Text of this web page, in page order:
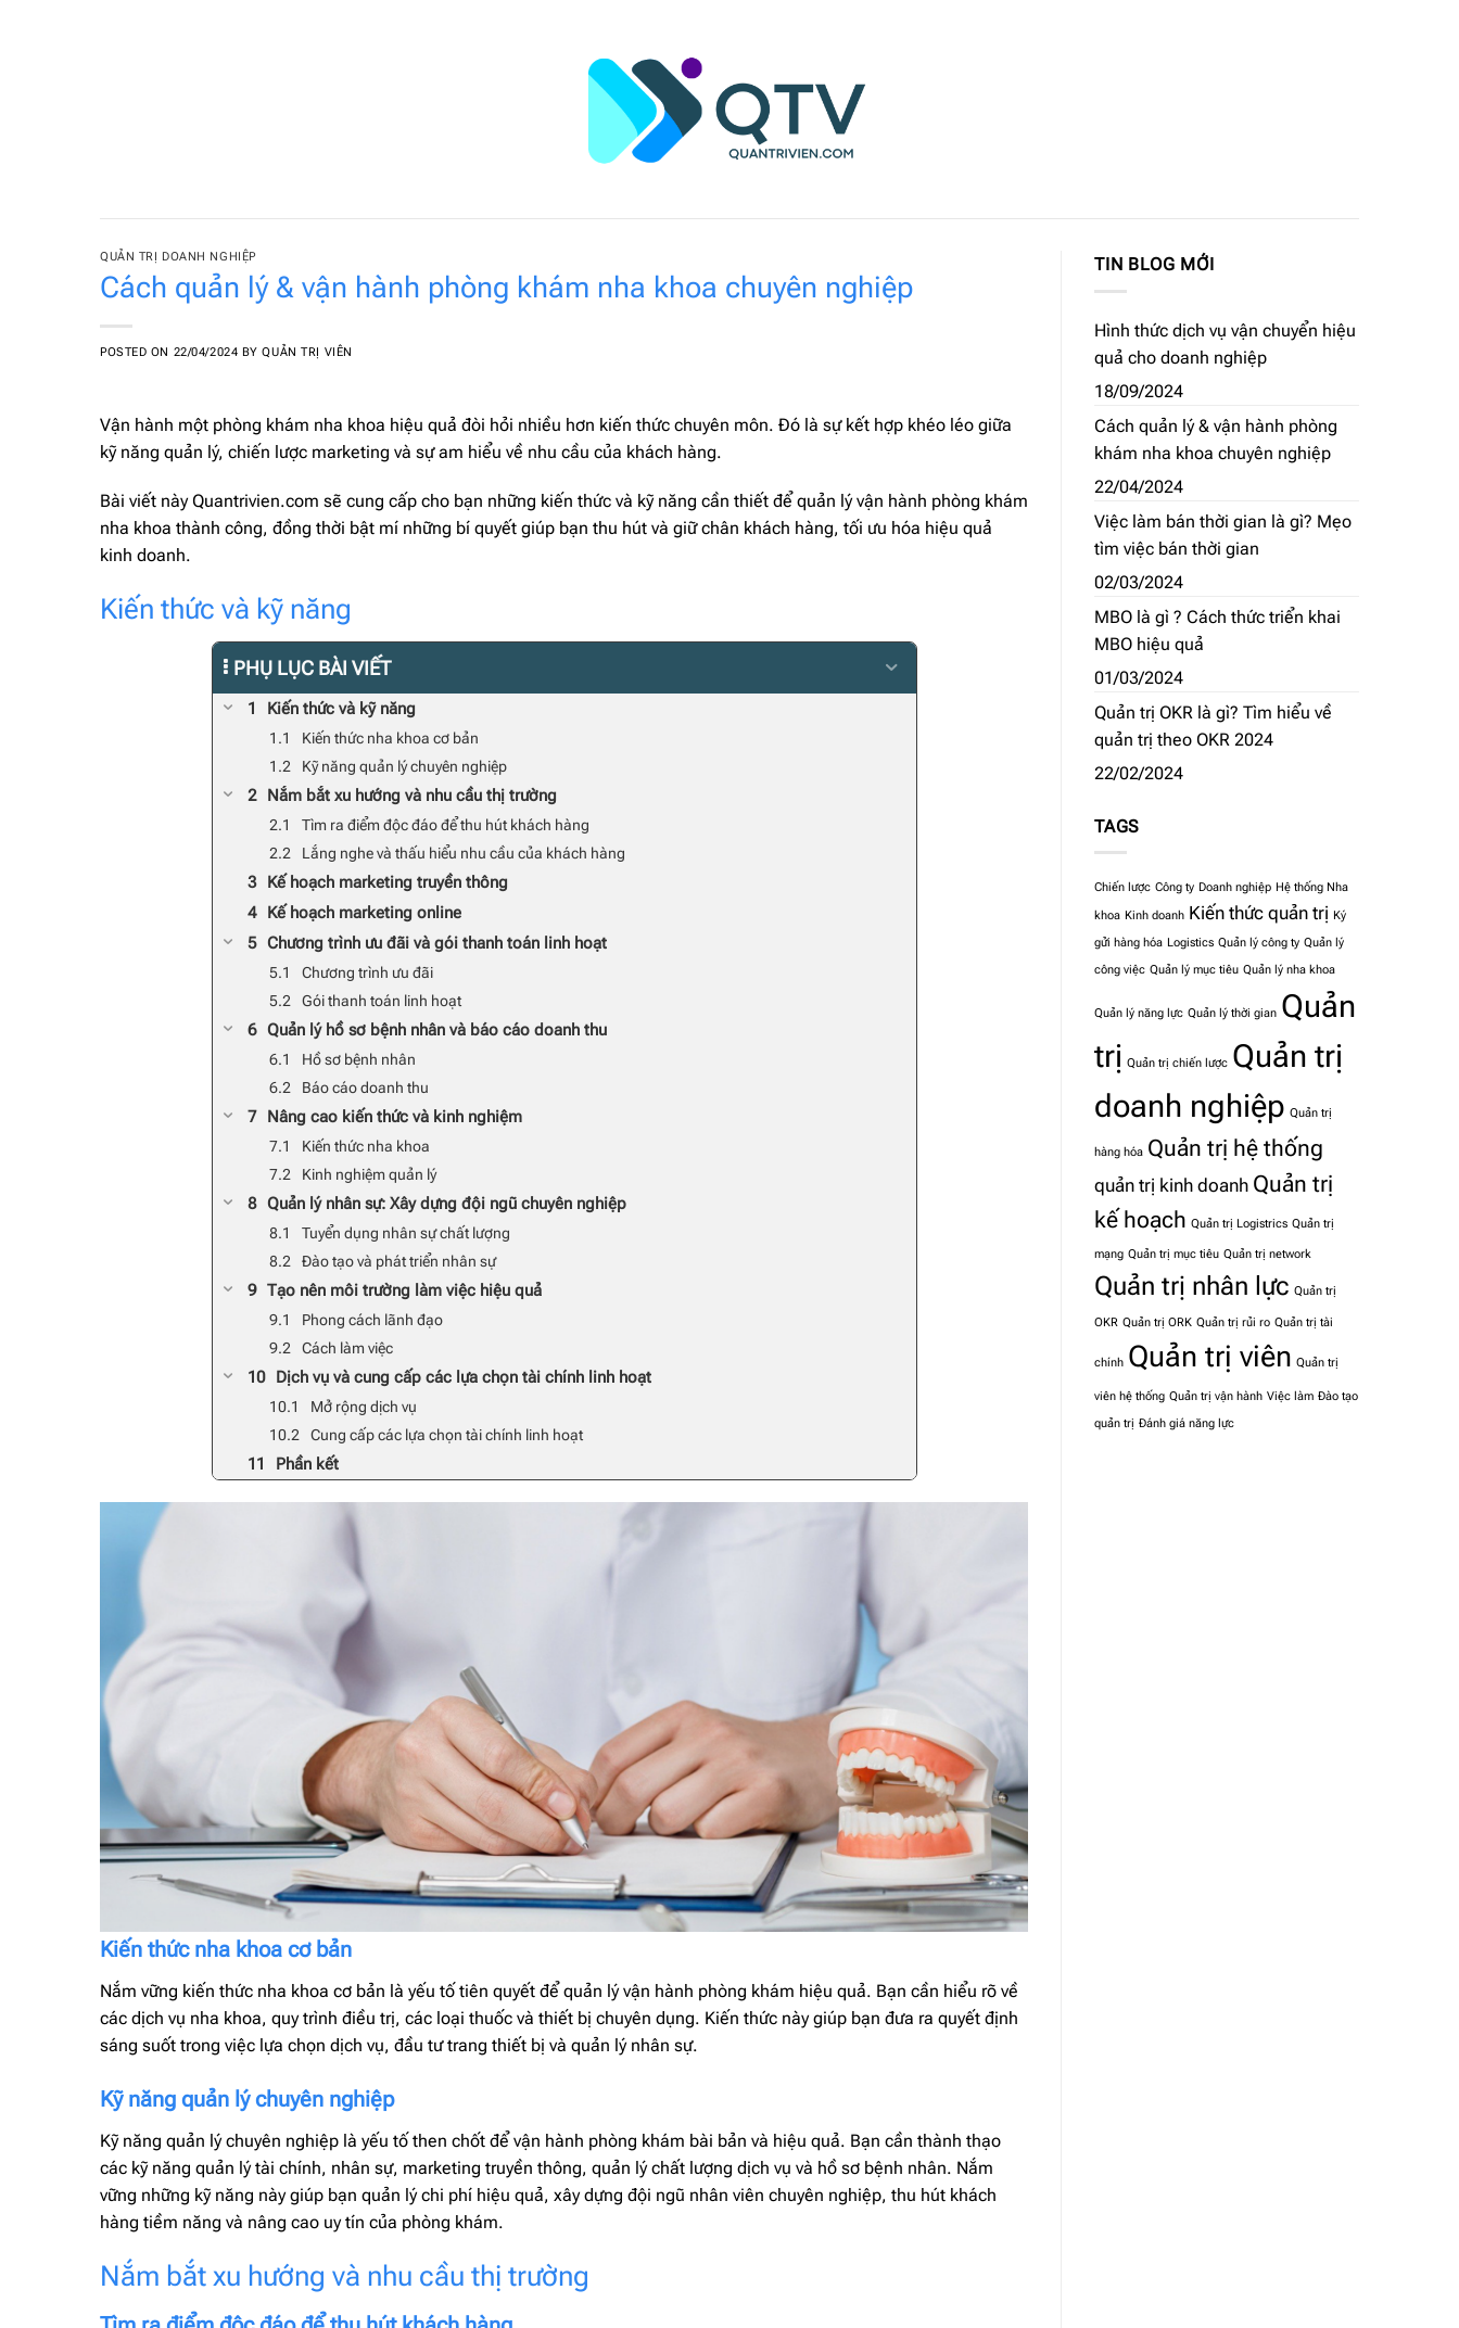
QUẢN TRỊ DOANH NGHIỆP
Cách quản lý & vận hành phòng khám nha khoa chuyên nghiệp
POSTED ON 22/04/2024 BYQUẢN TRỊ VIÊN
Vận hành một phòng khám nha khoa hiệu quả đòi hỏi nhiều hơn kiến thức chuyên môn. Đó là sự kết hợp khéo léo giữa
kỹ năng quản lý, chiến lược marketing và sự am hiểu về nhu cầu của khách hàng.
Bài viết này Quantrivien.com sẽ cung cấp cho bạn những kiến thức và kỹ năng cần thiết để quản lý vận hành phòng khám
nha khoa thành công, đồng thời bật mí những bí quyết giúp bạn thu hút và giữ chân khách hàng, tối ưu hóa hiệu quả
kinh doanh.
Kiến thức và kỹ năng
PHỤ LỤC BÀI VIẾT
Kiến thức và kỹ năng
Kiến thức nha khoa cơ bản
Kỹ năng quản lý chuyên nghiệp
Nắm bắt xu hướng và nhu cầu thị trường
Tìm ra điểm độc đáo để thu hút khách hàng
Lắng nghe và thấu hiểu nhu cầu của khách hàng
Kế hoạch marketing truyền thông
Kế hoạch marketing online
Chương trình ưu đãi và gói thanh toán linh hoạt
Chương trình ưu đãi
Gói thanh toán linh hoạt
Quản lý hồ sơ bệnh nhân và báo cáo doanh thu
Hồ sơ bệnh nhân
Báo cáo doanh thu
Nâng cao kiến thức và kinh nghiệm
Kiến thức nha khoa
Kinh nghiệm quản lý
Quản lý nhân sự: Xây dựng đội ngũ chuyên nghiệp
Tuyển dụng nhân sự chất lượng
Đào tạo và phát triển nhân sự
Tạo nên môi trường làm việc hiệu quả
Phong cách lãnh đạo
Cách làm việc
Dịch vụ và cung cấp các lựa chọn tài chính linh hoạt
Mở rộng dịch vụ
Cung cấp các lựa chọn tài chính linh hoạt
Phần kết
Kiến thức nha khoa cơ bản
Nắm vững kiến thức nha khoa cơ bản là yếu tố tiên quyết để quản lý vận hành phòng khám hiệu quả. Bạn cần hiểu rõ về
các dịch vụ nha khoa, quy trình điều trị, các loại thuốc và thiết bị chuyên dụng. Kiến thức này giúp bạn đưa ra quyết định
sáng suốt trong việc lựa chọn dịch vụ, đầu tư trang thiết bị và quản lý nhân sự.
Kỹ năng quản lý chuyên nghiệp
Kỹ năng quản lý chuyên nghiệp là yếu tố then chốt để vận hành phòng khám bài bản và hiệu quả. Bạn cần thành thạo
các kỹ năng quản lý tài chính, nhân sự, marketing truyền thông, quản lý chất lượng dịch vụ và hồ sơ bệnh nhân. Nắm
vững những kỹ năng này giúp bạn quản lý chi phí hiệu quả, xây dựng đội ngũ nhân viên chuyên nghiệp, thu hút khách
hàng tiềm năng và nâng cao uy tín của phòng khám.
Nắm bắt xu hướng và nhu cầu thị trường
TIN BLOG MỚI
Hình thức dịch vụ vận chuyển hiệu
quả cho doanh nghiệp
18/09/2024
Cách quản lý & vận hành phòng
khám nha khoa chuyên nghiệp
22/04/2024
Việc làm bán thời gian là gì? Mẹo
tìm việc bán thời gian
02/03/2024
MBO là gì ? Cách thức triển khai
MBO hiệu quả
01/03/2024
Quản trị OKR là gì? Tìm hiểu về
quản trị theo OKR 2024
22/02/2024
TAGS
Chiến lược Công ty Doanh nghiệp Hệ thống Nha
khoa Kinh doanh Kiến thức quản trị Ký
gửi hàng hóa Logistics Quản lý công ty Quản lý
công việc Quản lý mục tiêu Quản lý nha khoa
Quản lý năng lực Quản lý thời gian Quản
trị Quản trị chiến lược Quản trị
doanh nghiệp Quản trị
hàng hóa Quản trị hệ thống
quản trị kinh doanh Quản trị
kế hoạch Quản trị Logistrics Quản trị
mạng Quản trị mục tiêu Quản trị network
Quản trị nhân lực Quản trị
OKR Quản trị ORK Quản trị rủi ro Quản trị tài
chính Quản trị viên Quản trị
viên hệ thống Quản trị vận hành Việc làm Đào tạo
quản trị Đánh giá năng lực